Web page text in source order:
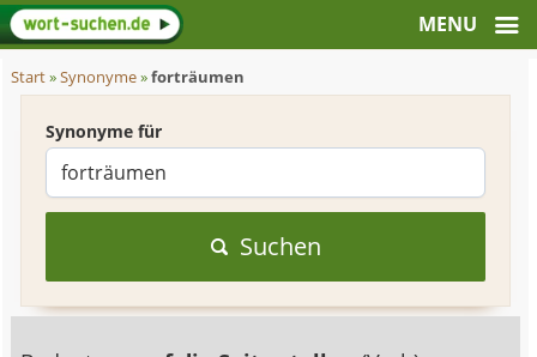
Start»Synonyme»forträumen
Synonyme für
Suchen